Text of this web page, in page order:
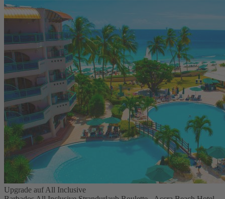
Upgrade auf All Inclusive